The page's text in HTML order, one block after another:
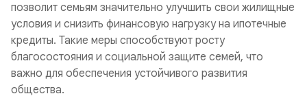
позволит семьям значительно улучшить свои жилищные
условия и снизить финансовую нагрузку на ипотечные
кредиты. Такие меры способствуют росту
благосостояния и социальной защите семей, что
важно для обеспечения устойчивого развития
общества.